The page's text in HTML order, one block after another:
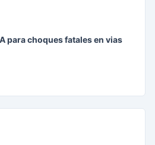
para choques fatales en vias